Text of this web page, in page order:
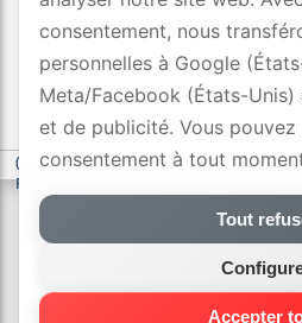
(c) DYNAVOX electronics AG-déclaration
Paramètres des cookies
consentement, nous
personnelles à Google
Meta/Facebook (États-
et de publicité. Vous
consentement à tout
Tout
Accepter